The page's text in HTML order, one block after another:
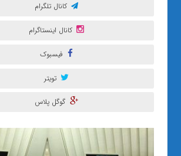
کانال تلگرام
کانال اینستاگرام
فیسبوک
تویتر
گوگل پلاس